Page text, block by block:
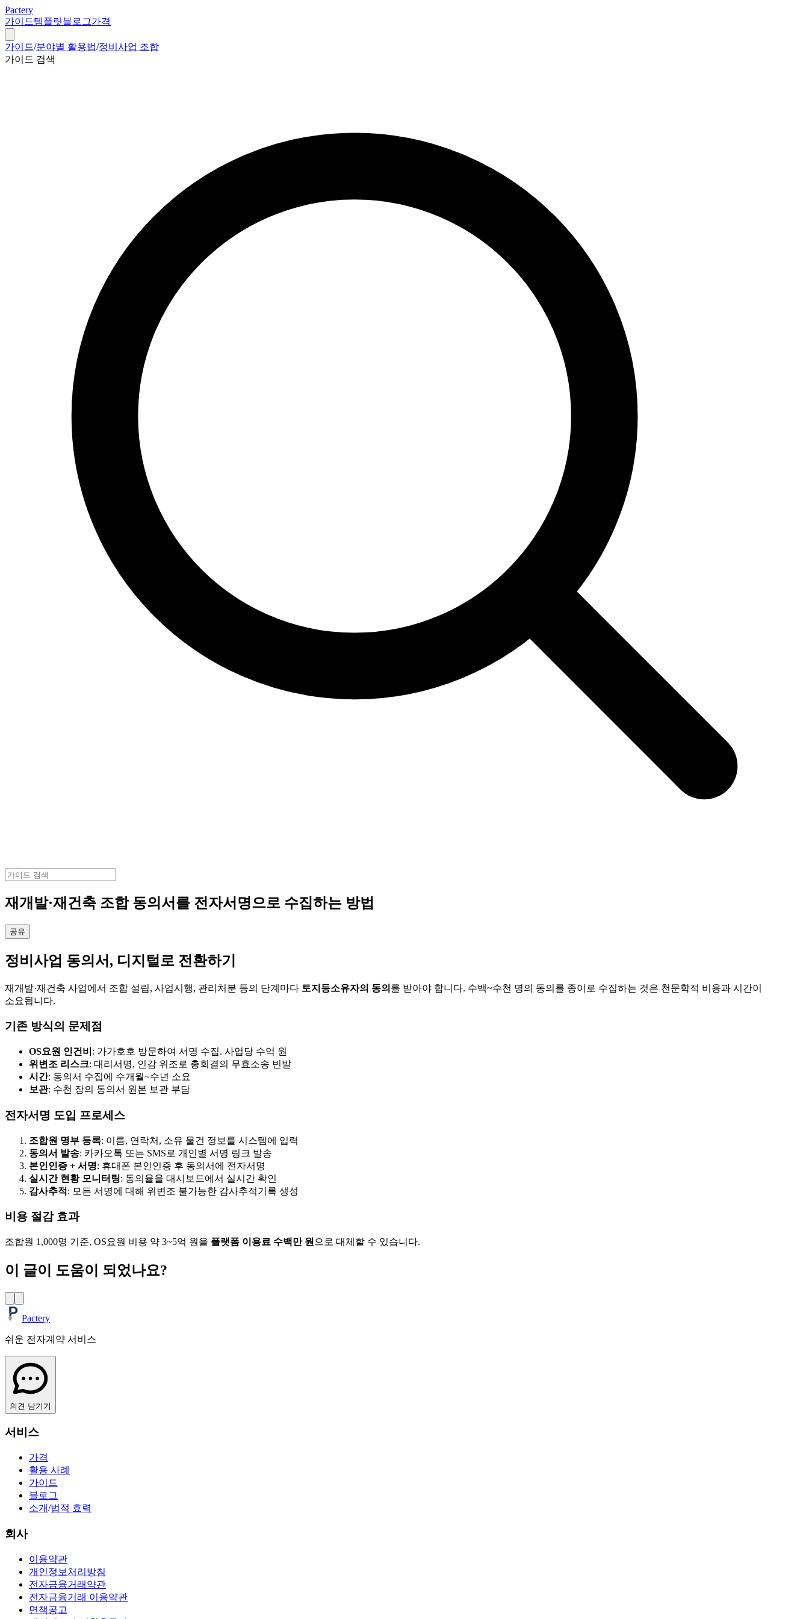
Pactery
가이드템플릿블로그가격
가이드/분야별 활용법/정비사업 조합
가이드 검색
재개발·재건축 조합 동의서를 전자서명으로 수집하는 방법
공유
정비사업 동의서, 디지털로 전환하기
재개발·재건축 사업에서 조합 설립, 사업시행, 관리처분 등의 단계마다 토지등소유자의 동의 를 받아야 합니다. 수백~수천 명의 동의를 종이로 수집하는 것은 천문학적 비용과 시간이
소요됩니다.
기존 방식의 문제점
OS요원 인건비 : 가가호호 방문하여 서명 수집. 사업당 수억 원
위변조 리스크: 대리서명, 인감 위조로 총회결의 무효소송 빈발
시간: 동의서 수집에 수개월~수년 소요
보관: 수천 장의 동의서 원본 보관 부담
전자서명 도입 프로세스
조합원 명부 등록: 이름, 연락처, 소유 물건 정보를 시스템에 입력
동의서 발송: 카카오톡 또는 SMS로 개인별 서명 링크 발송
본인인증 + 서명: 휴대폰 본인인증 후 동의서에 전자서명
실시간 현황 모니터링: 동의율을 대시보드에서 실시간 확인
감사추적 : 모든 서명에 대해 위변조 불가능한 감사추적기록 생성
비용 절감 효과
조합원 1,000명 기준, OS요원 비용 약 3~5억 원을 플랫폼 이용료 수백만 원 으로 대체할 수 있습니다.
이 글이 도움이 되었나요?
Pactery
쉬운 전자계약 서비스
의견 남기기
서비스
가격
활용 사례
가이드
블로그
소개/법적 효력
회사
이용약관
개인정보처리방침
전자금융거래약관
전자금융거래 이용약관
면책공고